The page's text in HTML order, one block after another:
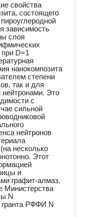
свойства
состоящего
зависимость
слоя
D=1
нанокомпозита
степени
так и для
Это
с
сильной
нейтронов
несколько
Этот
и
графит-алмаз.
Министерства
N
гранта РФФИ N